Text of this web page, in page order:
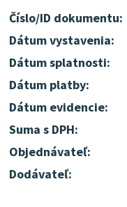
Číslo/ID dokumentu:
Dátum vystavenia:
Dátum splatnosti:
Dátum platby:
Dátum evidencie:
Suma s DPH:
Objednávateľ:
Dodávateľ: